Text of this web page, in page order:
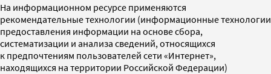
На информационном ресурсе применяются
рекомендательные технологии (информационные технологии
предоставления информации на основе сбора,
систематизации и анализа сведений, относящихся
к предпочтениям пользователей сети «Интернет»,
находящихся на территории Российской Федерации)